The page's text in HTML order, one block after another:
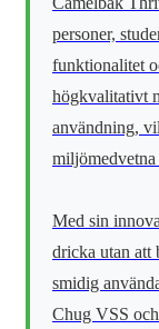
personer,
funktionalitet
högkvalitativt
användning,
miljömedvetna
Med sin
dricka utan att
smidig
Chug VSS